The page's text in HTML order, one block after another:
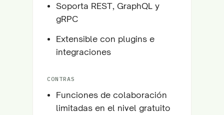
Soporta REST, GraphQL y
gRPC
Extensible con plugins e
integraciones
CONTRAS
Funciones de colaboración
limitadas en el nivel gratuito